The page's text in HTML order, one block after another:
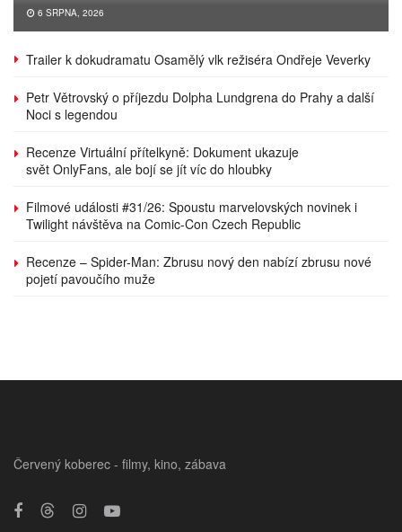
6 SRPNA, 2026
Trailer k dokudramatu Osamělý vlk režiséra Ondřeje Veverky
Petr Větrovský o příjezdu Dolpha Lundgrena do Prahy a další
Noci s legendou
Recenze Virtuální přítelkyně: Dokument ukazuje
svět OnlyFans, ale bojí se jít víc do hloubky
Filmové události #31/26: Spoustu marvelovských novinek i
Twilight návštěva na Comic-Con Czech Republic
Recenze – Spider-Man: Zbrusu nový den nabízí zbrusu nové
pojetí pavoučího muže
Červený koberec - filmy, kino, zábava